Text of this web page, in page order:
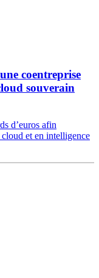
coentreprise
souverain
d’euros afin
cloud et en intelligence